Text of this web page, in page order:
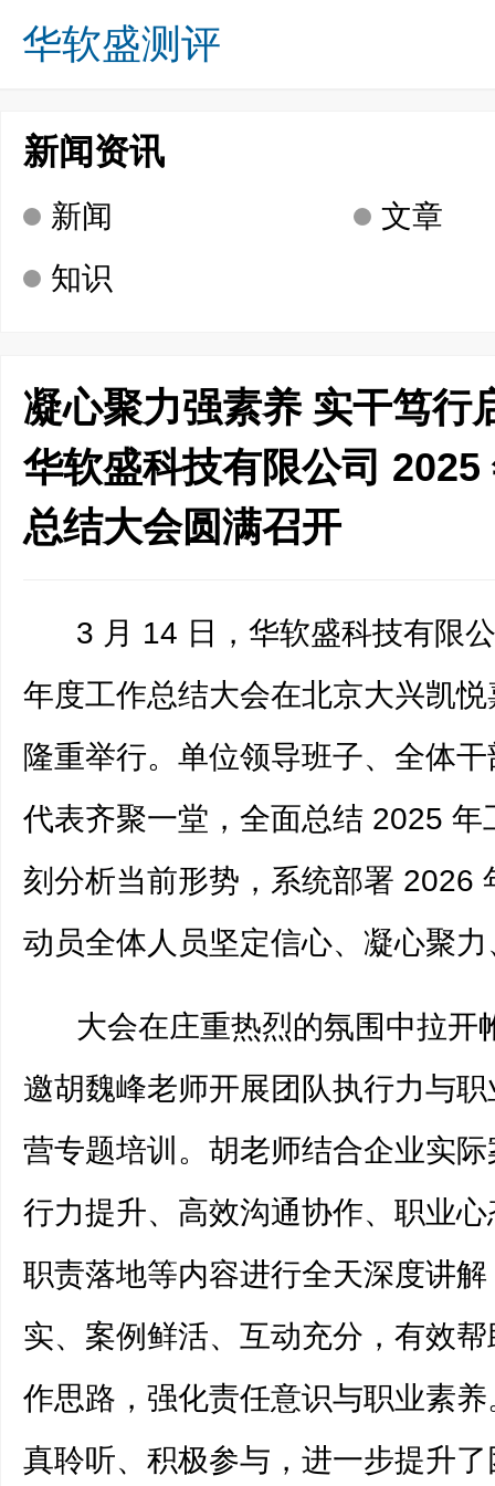
华软盛测评
新闻资讯
新闻
文章
知识
凝心聚力强素养 实干笃
华软盛科技有限公司 2025
总结大会圆满召开
3 月 14 日，华软盛科技有限
年度工作总结大会在北京大兴凯
隆重举行。单位领导班子、全体
代表齐聚一堂，全面总结 2025 年
刻分析当前形势，系统部署 2026
动员全体人员坚定信心、凝心聚
大会在庄重热烈的氛围中拉开
邀胡魏峰老师开展团队执行力与
营专题培训。胡老师结合企业实
行力提升、高效沟通协作、职业
职责落地等内容进行全天深度讲
实、案例鲜活、互动充分，有效
作思路，强化责任意识与职业素
真聆听、积极参与，进一步提升